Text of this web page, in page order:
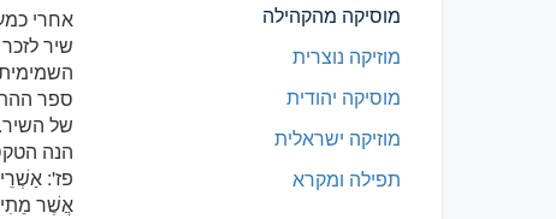
מוסיקה מהקהילה
מוזיקה נוצרית
מוסיקה יהודית
מוזיקה ישראלית
תפילה ומקרא
שיר
של
הנה
פז':
אֲשֶׁר